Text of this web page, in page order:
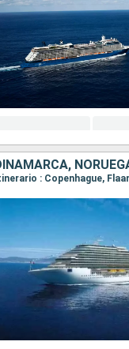
: Copenhague,